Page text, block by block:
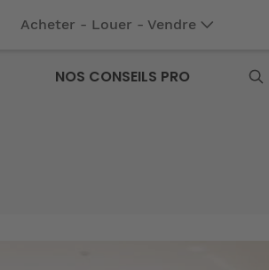
Acheter - Louer - Vendre
NOS CONSEILS PRO